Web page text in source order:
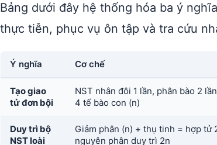
Bảng dưới đây hệ thống hóa ba ý
thực tiễn, phục vụ ôn tập và tra cứu
Ý nghĩa Cơ chế
Tạo giao
tử đơn bội
NST nhân đôi 1 lần, phân bào 2
4 tế bào con (n)
Duy trì bộ
NST loài
Giảm phân (n) + thụ tinh = hợp tử
nguyên phân duy trì 2n